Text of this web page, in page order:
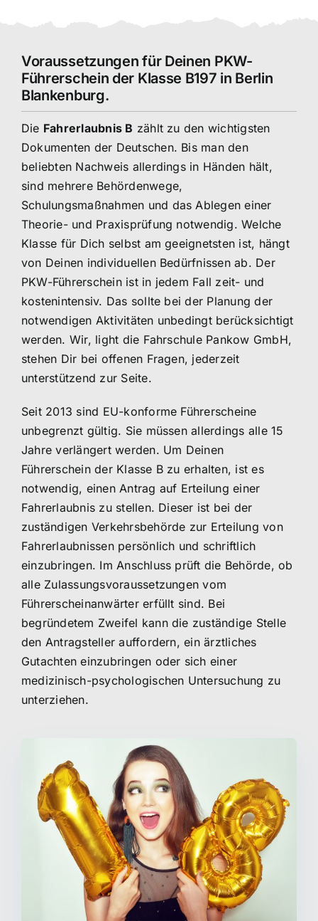
Voraussetzungen für Deinen PKW-
Führerschein der Klasse B197 in Berlin
Blankenburg.
Die Fahrerlaubnis B zählt zu den wichtigsten
Dokumenten der Deutschen. Bis man den
beliebten Nachweis allerdings in Händen hält,
sind mehrere Behördenwege,
Schulungsmaßnahmen und das Ablegen einer
Theorie- und Praxisprüfung notwendig. Welche
Klasse für Dich selbst am geeignetsten ist, hängt
von Deinen individuellen Bedürfnissen ab. Der
PKW-Führerschein ist in jedem Fall zeit- und
kostenintensiv. Das sollte bei der Planung der
notwendigen Aktivitäten unbedingt berücksichtigt
werden. Wir, light die Fahrschule Pankow GmbH,
stehen Dir bei offenen Fragen, jederzeit
unterstützend zur Seite.
Seit 2013 sind EU-konforme Führerscheine
unbegrenzt gültig. Sie müssen allerdings alle 15
Jahre verlängert werden. Um Deinen
Führerschein der Klasse B zu erhalten, ist es
notwendig, einen Antrag auf Erteilung einer
Fahrerlaubnis zu stellen. Dieser ist bei der
zuständigen Verkehrsbehörde zur Erteilung von
Fahrerlaubnissen persönlich und schriftlich
einzubringen. Im Anschluss prüft die Behörde, ob
alle Zulassungsvoraussetzungen vom
Führerscheinanwärter erfüllt sind. Bei
begründetem Zweifel kann die zuständige Stelle
den Antragsteller auffordern, ein ärztliches
Gutachten einzubringen oder sich einer
medizinisch-psychologischen Untersuchung zu
unterziehen.